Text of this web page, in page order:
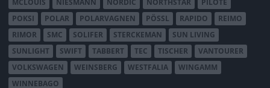
MCLOUIS
NIESMANN NORDIC NORTHSTAR
PILOTE
POKSI
POLAR POLARVAGNEN PÖSSL RAPIDO
REIMO
RIMOR
SMC SOLIFER STERCKEMAN
SUN LIVING
SUNLIGHT
SWIFT TABBERT TEC TISCHER
VANTOURER
VOLKSWAGEN
WEINSBERG WESTFALIA
WINGAMM
WINNEBAGO